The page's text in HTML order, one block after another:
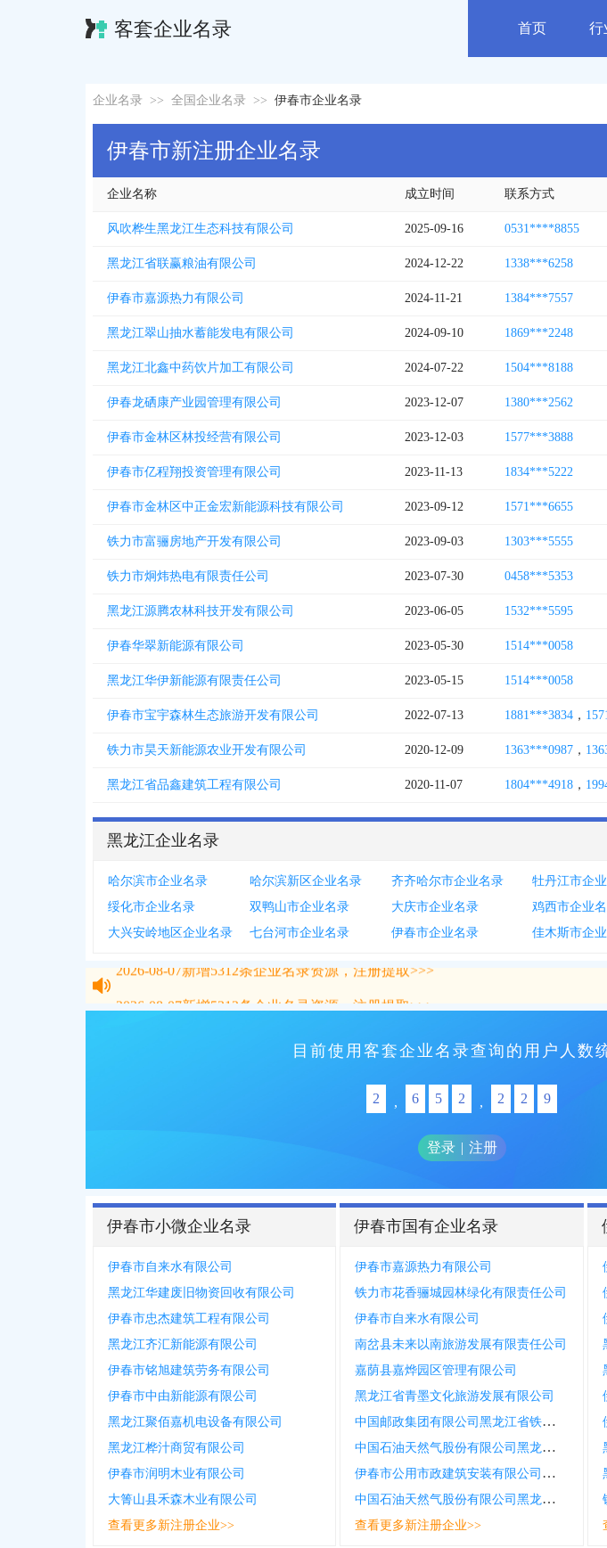
客套企业名录 首页 行
企业名录 >> 全国企业名录 >> 伊春市企业名录
伊春市新注册企业名录
企业名称 成立时间 联系方式
风吹桦生黑龙江生态科技有限公司 2025-09-16 0531****8855
黑龙江省联赢粮油有限公司 2024-12-22 1338***6258
伊春市嘉源热力有限公司 2024-11-21 1384***7557
黑龙江翠山抽水蓄能发电有限公司 2024-09-10 1869***2248
黑龙江北鑫中药饮片加工有限公司 2024-07-22 1504***8188
伊春龙硒康产业园管理有限公司 2023-12-07 1380***2562
伊春市金林区林投经营有限公司 2023-12-03 1577***3888
伊春市亿程翔投资管理有限公司 2023-11-13 1834***5222
伊春市金林区中正金宏新能源科技有限公司 2023-09-12 1571***6655
铁力市富骊房地产开发有限公司 2023-09-03 1303***5555
铁力市炯炜热电有限责任公司 2023-07-30 0458***5353
黑龙江源腾农林科技开发有限公司 2023-06-05 1532***5595
伊春华翠新能源有限公司 2023-05-30 1514***0058
黑龙江华伊新能源有限责任公司 2023-05-15 1514***0058
伊春市宝宇森林生态旅游开发有限公司 2022-07-13 1881***3834 ，
铁力市昊天新能源农业开发有限公司 2020-12-09 1363***0987 ，
黑龙江省品鑫建筑工程有限公司 2020-11-07 1804***4918 ，
黑龙江企业名录
哈尔滨市企业名录 哈尔滨新区企业名录 齐齐哈尔市企业名录 牡丹江市企
绥化市企业名录
双鸭山市企业名录 大庆市企业名录 鸡西市企业
大兴安岭地区企业名录
七台河市企业名录 伊春市企业名录 佳木斯市企
目前使用客套企业名录查询的用户人数
2 , 6 5 2 , 2 2 9
登录 | 注册
伊春市小微企业名录
伊春市自来水有限公司
黑龙江华建废旧物资回收有限公司
伊春市忠杰建筑工程有限公司
黑龙江齐汇新能源有限公司
伊春市铭旭建筑劳务有限公司
伊春市中由新能源有限公司
黑龙江聚佰嘉机电设备有限公司
黑龙江桦汁商贸有限公司
伊春市润明木业有限公司
大箐山县禾森木业有限公司
查看更多新注册企业>>
伊春市国有企业名录
伊春市嘉源热力有限公司
铁力市花香骊城园林绿化有限责任公司
伊春市自来水有限公司
南岔县未来以南旅游发展有限责任公司
嘉荫县嘉烨园区管理有限公司
黑龙江省青墨文化旅游发展有限公司
中国邮政集团有限公司黑龙江省铁力市工农邮政所
中国石油天然气股份有限公司黑龙江伊春销售分公司丰林加油站
伊春市公用市政建筑安装有限公司嘉荫分公司
中国石油天然气股份有限公司黑龙江伊春销售分公司五营汽车营地便利店
查看更多新注册企业>>